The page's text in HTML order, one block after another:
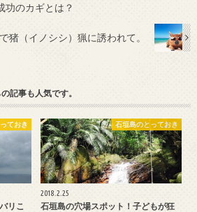
功のカギとは？
猪（イノシシ）猟に誘われて。
記事も人気です。
ておき
リこ
石垣島のとっておき
2018.2.25
石垣島の穴場スポット！子どもが狂